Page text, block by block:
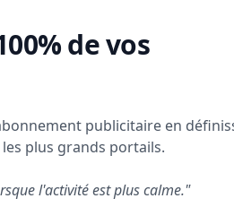
de vos
publicitaire en
plus grands portails.
l'activité est plus calme."